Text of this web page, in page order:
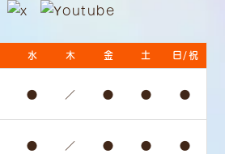
水 木 金 土 日/祝
● ／ ● ● ●
● ／ ● ● ●